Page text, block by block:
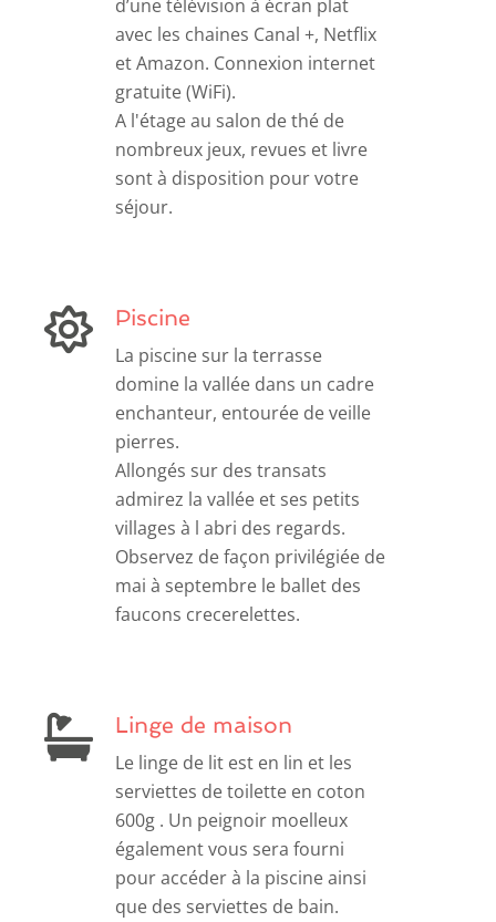
d’une télévision à écran plat
avec les chaines Canal +, Netflix
et Amazon. Connexion internet
gratuite (WiFi).
A l'étage au salon de thé de
nombreux jeux, revues et livre
sont à disposition pour votre
séjour.
Piscine
La piscine sur la terrasse
domine la vallée dans un cadre
enchanteur, entourée de veille
pierres.
Allongés sur des transats
admirez la vallée et ses petits
villages à l abri des regards.
Observez de façon privilégiée de
mai à septembre le ballet des
faucons crecerelettes.
Linge de maison
Le linge de lit est en lin et les
serviettes de toilette en coton
600g . Un peignoir moelleux
également vous sera fourni
pour accéder à la piscine ainsi
que des serviettes de bain.